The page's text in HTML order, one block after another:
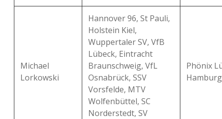
Michael
Lorkowski
Hannover 96, St Pauli,
Holstein Kiel,
Wuppertaler SV, VfB
Lübeck, Eintracht
Braunschweig, VfL
Osnabrück, SSV
Vorsfelde, MTV
Wolfenbüttel, SC
Norderstedt, SV
Phönix
Hamburg